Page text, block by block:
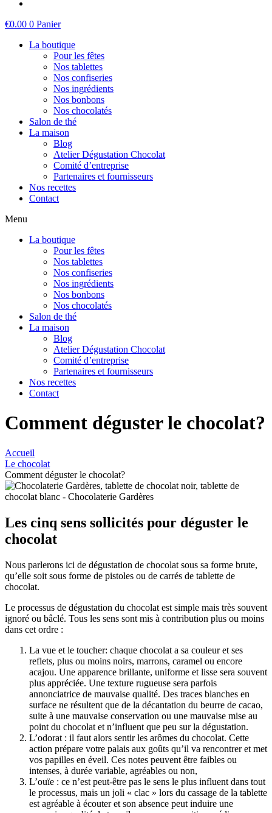
€0.00 0 Panier
La boutique
Pour les fêtes
Nos tablettes
Nos confiseries
Nos ingrédients
Nos bonbons
Nos chocolatés
Salon de thé
La maison
Blog
Atelier Dégustation Chocolat
Comité d’entreprise
Partenaires et fournisseurs
Nos recettes
Contact
Menu
La boutique
Pour les fêtes
Nos tablettes
Nos confiseries
Nos ingrédients
Nos bonbons
Nos chocolatés
Salon de thé
La maison
Blog
Atelier Dégustation Chocolat
Comité d’entreprise
Partenaires et fournisseurs
Nos recettes
Contact
Comment déguster le chocolat?
Accueil
Le chocolat
Comment déguster le chocolat?
Les cinq sens sollicités pour déguster le
chocolat
Nous parlerons ici de dégustation de chocolat sous sa forme brute,
qu’elle soit sous forme de pistoles ou de carrés de tablette de
chocolat.
Le processus de dégustation du chocolat est simple mais très souvent
ignoré ou bâclé. Tous les sens sont mis à contribution plus ou moins
dans cet ordre :
La vue et le toucher: chaque chocolat a sa couleur et ses
reflets, plus ou moins noirs, marrons, caramel ou encore
acajou. Une apparence brillante, uniforme et lisse sera souvent
plus appréciée. Une texture rugueuse sera parfois
annonciatrice de mauvaise qualité. Des traces blanches en
surface ne résultent que de la décantation du beurre de cacao,
suite à une mauvaise conservation ou une mauvaise mise au
point du chocolat et n’influent que peu sur la dégustation.
L’odorat : il faut alors sentir les arômes du chocolat. Cette
action prépare votre palais aux goûts qu’il va rencontrer et met
vos papilles en éveil. Ces notes peuvent être faibles ou
intenses, à durée variable, agréables ou non,
L’ouïe : ce n’est peut-être pas le sens le plus influent dans tout
le processus, mais un joli « clac » lors du cassage de la tablette
est agréable à écouter et son absence peut induire une